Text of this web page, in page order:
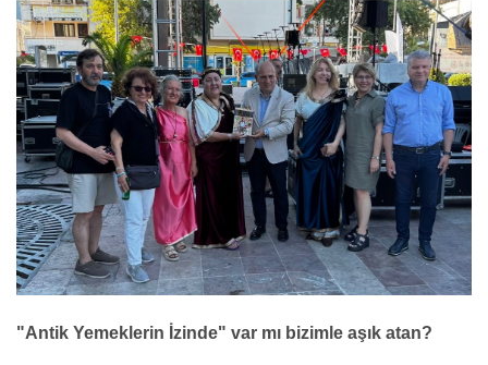
"Antik Yemeklerin İzinde" var mı bizimle aşık atan?